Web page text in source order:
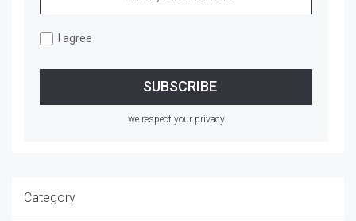
I agree
we respect your privacy
Category